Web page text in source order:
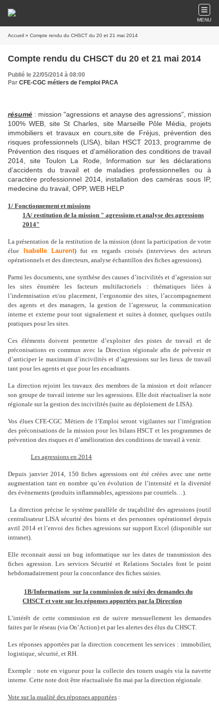
MENU
Accueil » Compte rendu du CHSCT du 20 et 21 mai 2014
Compte rendu du CHSCT du 20 et 21 mai 2014
Publié le 22/05/2014 à 08:00
Par CFE-CGC métiers de l'emploi PACA
résumé : mission "agressions et anayse des agressions", mission
100% WEB, site St Charles, site Marseille Pôle Média, projets
immobiliers et travaux en cours,site de Fréjus, prévention des
risques professionnels (LISA), bilan HSCT 2013, programme de
Prévention des risques et d’amélioration des conditions de travail
2014, site Toulon La Rode, Information sur les déclarations
d’accidents du travail et de maladies professionnelles ou à
caractère professionnel 2014, installation des caméras sous IP,
medecine du travail, OPP, WEB HELP
1/ Fonctionnement et missions
1A/ restitution de la mission " agressions et analyse des agressions
2014"
La présentation de la restitution de la mission (dont la participation de votre
élue
Isabelle Laurent) fut en regards croisés (interviews des acteurs
opérationnels et des directeurs, analyse échantillon des fiches agressions).
Parmi les documents, une synthèse des causes d’incivilités et d’agression sur
les sites énumère les facteurs multifactoriels : thématiques liées à
l’indemnisation et/ou placement, l’ergonomie des sites, l’accompagnement
des agents et des managers, la gestion de l’agresseur, la communication
interne et externe pour tout signalement et suites à donner, quelques outils
pratiques pour les sites.
Ces éléments doivent permettre d’exploiter des pistes de travail et de
préconisations en commun avec la Direction régionale afin de prévenir et
d’anticiper le maximum d’incivilités et d’agressions sur les lieux de travail
tant pour les agents et que pour les encadrants.
La direction rejoint les travaux des membres de la mission et doit relancer
son groupe de travail interne sur les agressions. Elle doit réactualiser la note
régionale sur la gestion des incivilités (suite au déploiement de LISA).
Vos élues CFE-CGC Métiers de l’Emploi seront vigilantes sur l’intégration
des préconisations de la mission pour les bilans HSCT et les programmes de
prévention des risques et d’amélioration des conditions de travail à venir.
Les agressions en 2014
Depuis janvier 2014, 150 fiches agressions ont été créées avec une nette
augmentation tant en nombre qu’en évolution de l’intensité et la diversité
des évènements (produits inflammables, agressions par courriels…).
La direction précise le système parallèle de traçabilité des agressions (outil
centralisateur LISA sécurité des biens et des personnes opérationnel depuis
avril 2014 et l’envoi des fiches agressions sur support Excel (disponible sur
intranet).
Elle reconnait aussi un bug informatique sur les dates de transmission des
fiches agression. Les services Sécurité et Relations Sociales font le point
hebdomadairement pour la concordance des fiches saisies.
1B/Informations sur la commission de suivi des demandes du
CHSCT et vote sur les réponses apportées par la Direction
L’intérêt de cette commission est de suivre mensuellement les demandes
faites par le réseau (via On’Action) et par les alertes des élus du CHSCT.
Les réponses apportées par la direction concernent les services : immobilier,
logistique, sécurité, et RH.
Exemple : note en vigueur pour la collecte des toners usagés via la navette
interne. Cette note doit être réactualisée fin mai par la direction régionale.
Vote sur la qualité des réponses apportées :